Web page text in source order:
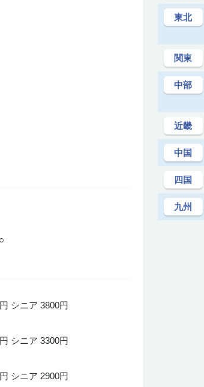
シニア 3800円
シニア 3300円
シニア 2900円
東北
関東
中部
近畿
中国
四国
九州